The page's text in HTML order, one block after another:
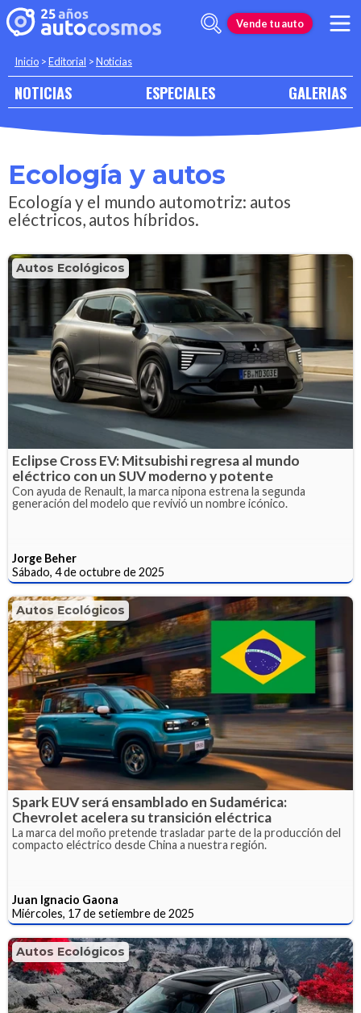
Vende tu auto
Inicio >Editorial >Noticias
NOTICIAS ESPECIALES GALERIAS
Ecología y autos
Ecología y el mundo automotriz: autos
eléctricos, autos híbridos.
Autos Ecológicos
Eclipse Cross EV: Mitsubishi regresa al mundo
eléctrico con un SUV moderno y potente
Con ayuda de Renault, la marca nipona estrena la segunda
generación del modelo que revivió un nombre icónico.
Jorge Beher
Sábado, 4 de octubre de 2025
Autos Ecológicos
Spark EUV será ensamblado en Sudamérica:
Chevrolet acelera su transición eléctrica
La marca del moño pretende trasladar parte de la producción del
compacto eléctrico desde China a nuestra región.
Juan Ignacio Gaona
Miércoles, 17 de setiembre de 2025
Autos Ecológicos